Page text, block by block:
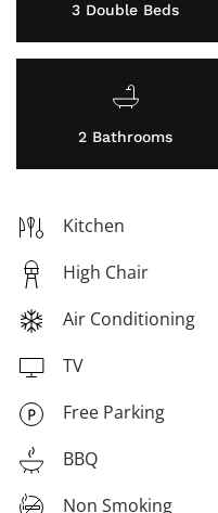
3 Double Beds
2 Bathrooms
Kitchen
High Chair
Air Conditioning
TV
Free Parking
BBQ
Non Smoking